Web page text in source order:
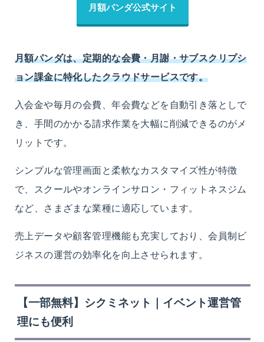
月額パンダ公式サイト
月額パンダは、定期的な会費・月謝・サブスクリプシ
ョン課金に特化したクラウドサービスです。
入会金や毎月の会費、年会費などを自動引き落としで
き、手間のかかる請求作業を大幅に削減できるのがメ
リットです。
シンプルな管理画面と柔軟なカスタマイズ性が特徴
で、スクールやオンラインサロン・フィットネスジム
など、さまざまな業種に適応しています。
売上データや顧客管理機能も充実しており、会員制ビ
ジネスの運営の効率化を向上させられます。
【一部無料】シクミネット｜イベント運営管
理にも便利